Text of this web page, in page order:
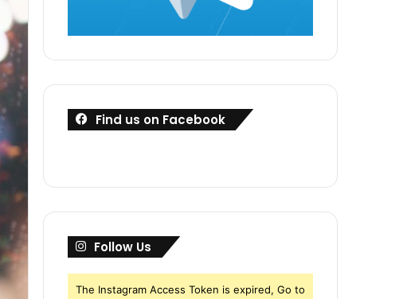
Find us on Facebook
Follow Us
The Instagram Access Token is expired, Go to